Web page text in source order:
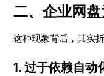
二、企业网
这种现象背后，其实
1. 过于依赖自动